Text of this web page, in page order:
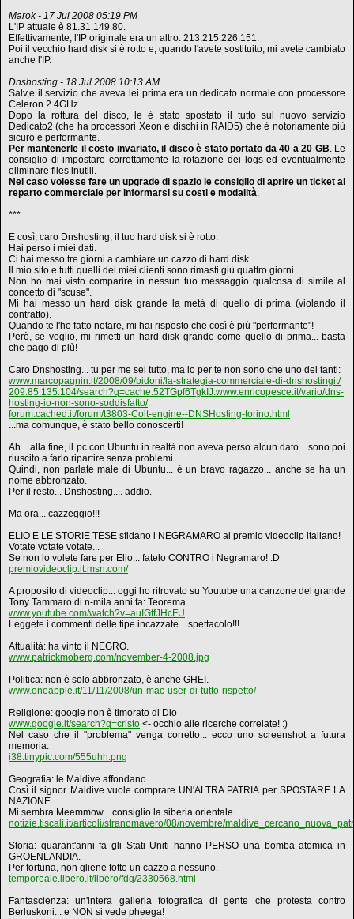
Marok - 17 Jul 2008 05:19 PM
L'IP attuale è 81.31.149.80.
Effettivamente, l'IP originale era un altro: 213.215.226.151.
Poi il vecchio hard disk si è rotto e, quando l'avete sostituito, mi avete cambiato
anche l'IP.
Dnshosting - 18 Jul 2008 10:13 AM
Salv,e il servizio che aveva lei prima era un dedicato normale con processore
Celeron 2.4GHz.
Dopo la rottura del disco, le è stato spostato il tutto sul nuovo servizio
Dedicato2 (che ha processori Xeon e dischi in RAID5) che è notoriamente più
sicuro e performante.
Per mantenerle il costo invariato, il disco è stato portato da 40 a 20 GB. Le
consiglio di impostare correttamente la rotazione dei logs ed eventualmente
eliminare files inutili.
Nel caso volesse fare un upgrade di spazio le consiglio di aprire un ticket al
reparto commerciale per informarsi su costi e modalità.
***
E così, caro Dnshosting, il tuo hard disk si è rotto.
Hai perso i miei dati.
Ci hai messo tre giorni a cambiare un cazzo di hard disk.
Il mio sito e tutti quelli dei miei clienti sono rimasti giù quattro giorni.
Non ho mai visto comparire in nessun tuo messaggio qualcosa di simile al
concetto di "scuse".
Mi hai messo un hard disk grande la metà di quello di prima (violando il
contratto).
Quando te l'ho fatto notare, mi hai risposto che così è più "performante"!
Però, se voglio, mi rimetti un hard disk grande come quello di prima... basta
che pago di più!
Caro Dnshosting... tu per me sei tutto, ma io per te non sono che uno dei tanti:
www.marcopagnin.it/2008/09/bidoni/la-strategia-commerciale-di-dnshostingit/
209.85.135.104/search?q=cache:52TGpf6TgkIJ:www.enricopesce.it/vario/dns-
hosting-io-non-sono-soddisfatto/
forum.cached.it/forum/t3803-Colt-engine--DNSHosting-torino.html
...ma comunque, è stato bello conoscerti!
Ah... alla fine, il pc con Ubuntu in realtà non aveva perso alcun dato... sono poi
riuscito a farlo ripartire senza problemi.
Quindi, non parlate male di Ubuntu... è un bravo ragazzo... anche se ha un
nome abbronzato.
Per il resto... Dnshosting.... addio.
Ma ora... cazzeggio!!!
ELIO E LE STORIE TESE sfidano i NEGRAMARO al premio videoclip italiano!
Votate votate votate...
Se non lo volete fare per Elio... fatelo CONTRO i Negramaro! :D
premiovideoclip.it.msn.com/
A proposito di videoclip... oggi ho ritrovato su Youtube una canzone del grande
Tony Tammaro di n-mila anni fa: Teorema
www.youtube.com/watch?v=auIGffJHcFU
Leggete i commenti delle tipe incazzate... spettacolo!!!
Attualità: ha vinto il NEGRO.
www.patrickmoberg.com/november-4-2008.jpg
Politica: non è solo abbronzato, è anche GHEI.
www.oneapple.it/11/11/2008/un-mac-user-di-tutto-rispetto/
Religione: google non è timorato di Dio
www.google.it/search?q=cristo <- occhio alle ricerche correlate! :)
Nel caso che il "problema" venga corretto... ecco uno screenshot a futura
memoria:
i38.tinypic.com/555uhh.png
Geografia: le Maldive affondano.
Così il signor Maldive vuole comprare UN'ALTRA PATRIA per SPOSTARE LA
NAZIONE.
Mi sembra Meemmow... consiglio la siberia orientale.
notizie.tiscali.it/articoli/stranomavero/08/novembre/
Storia: quarant'anni fa gli Stati Uniti hanno PERSO una bomba atomica in
GROENLANDIA.
Per fortuna, non gliene fotte un cazzo a nessuno.
temporeale.libero.it/libero/fdg/2330568.html
Fantascienza: un'intera galleria fotografica di gente che protesta contro
Berluskoni... e NON si vede pheega!